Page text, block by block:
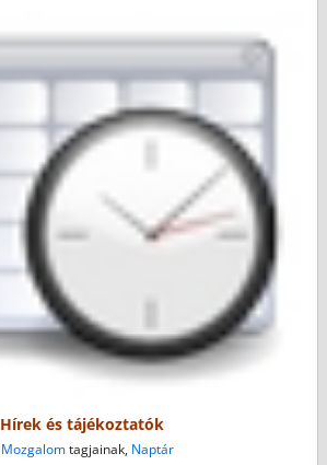
Hírek és tájékoztatók
Mozgalomtagjainak, Naptár